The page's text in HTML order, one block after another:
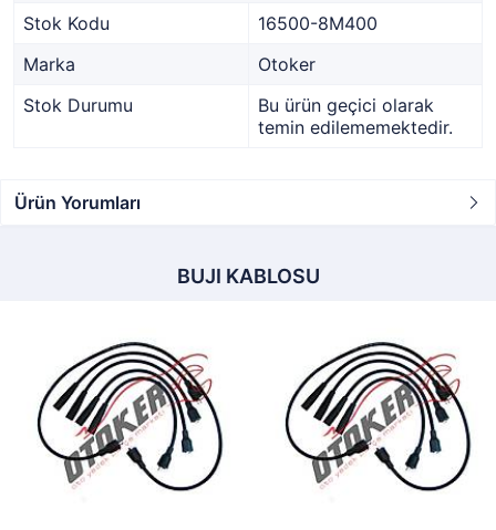
Stok Kodu
16500-8M400
Marka
Otoker
Stok Durumu
Bu ürün geçici olarak
temin edilememektedir.
Ürün Yorumları
BUJI KABLOSU